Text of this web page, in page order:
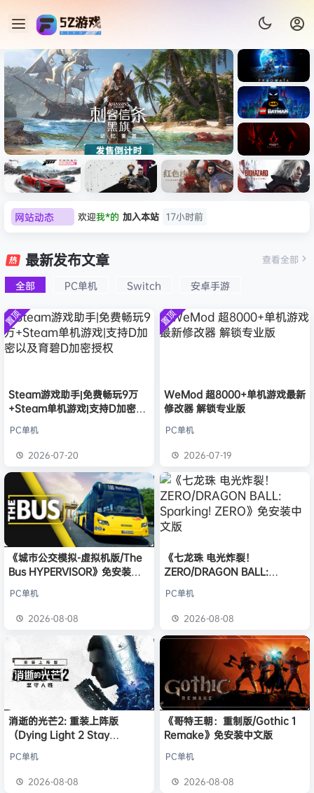
虚拟机版/Assassin’s Creed
HYPERVISOR》免安装中文
版
《识质存
在/PRAG
MATA》
免安装中
文版
《乐高蝙
蝠侠：黑
暗骑士之
Dark
Creed
拟机
速：地平
线
6（Forza
Horizon
6）免安装
中文版
心/Atomi
c
Heart》
文版
n Desert
HYPERVI
SOR）免
安装中文
版
9：安魂
Requiem
）免安装
中文版
网站动态 欢迎我*的 加入本站 17小时前
欢迎 有*酱
e******i
欢迎Q*H 加入本站
8月6日
普洱 签到获取 39 点积分 8月6日
欢迎普洱 加入本站
8月6日
欢迎0**3
欢迎V****y 加入本站
8月6日
欢迎兔**** 加入本站 8小时前
加入本站
16小时前
最新发布文章
全部 PC单机 Switch 安卓手游
查看全部
置顶
Steam游戏助手|免费畅玩9万
+Steam单机游戏|支持D加密以
PC单机
2026-07-20
置顶
WeMod 超8000+单机游戏最新
修改器 解锁专业版
PC单机
2026-07-19
《城市公交模拟-虚拟机版/The
Bus HYPERVISOR》免安装中
PC单机
2026-08-08
《七龙珠 电光炸裂！
ZERO/DRAGON BALL:
版
PC单机
2026-08-08
消逝的光芒2: 重装上阵版
（Dying Light 2 Stay
免安装中文版
PC单机
2026-08-08
《哥特王朝：重制版/Gothic 1
Remake》免安装中文版
PC单机
2026-08-08